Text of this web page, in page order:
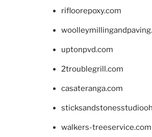
rifloorepoxy.com
uptonpvd.com
2troublegrill.com
casateranga.com
walkers-treeservice.com